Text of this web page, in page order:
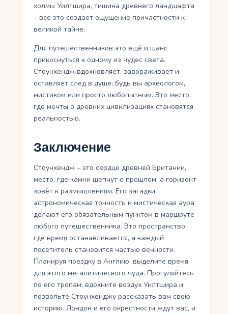
холмы Уилтшира, тишина древнего ландшафта
– всё это создаёт ощущение причастности к
великой тайне.
Для путешественников это ещё и шанс
прикоснуться к одному из чудес света.
Стоунхендж вдохновляет, завораживает и
оставляет след в душе, будь вы археологом,
мистиком или просто любопытным. Это место,
где мечты о древних цивилизациях становятся
реальностью.
Заключение
Стоунхендж – это сердце древней Британии,
место, где камни шепчут о прошлом, а горизонт
зовёт к размышлениям. Его загадки,
астрономическая точность и мистическая аура
делают его обязательным пунктом в маршруте
любого путешественника. Это пространство,
где время останавливается, а каждый
посетитель становится частью вечности.
Планируя поездку в Англию, выделите время
для этого мегалитического чуда. Прогуляйтесь
по его тропам, вдохните воздух Уилтшира и
позвольте Стоунхенджу рассказать вам свою
историю. Лондон и его окрестности ждут вас, и